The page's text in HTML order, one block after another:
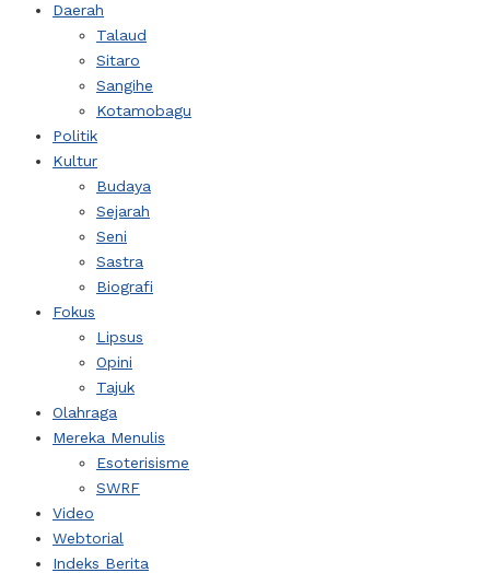
Daerah
Talaud
Sitaro
Sangihe
Kotamobagu
Politik
Kultur
Budaya
Sejarah
Seni
Sastra
Biografi
Fokus
Lipsus
Opini
Tajuk
Olahraga
Mereka Menulis
Esoterisisme
SWRF
Video
Webtorial
Indeks Berita